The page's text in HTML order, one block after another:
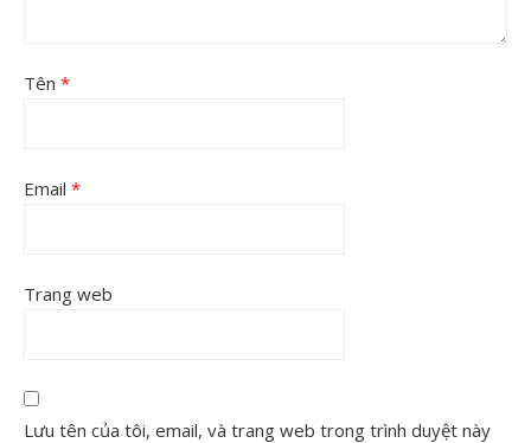
Tên *
Email *
Trang web
Lưu tên của tôi, email, và trang web trong trình duyệt này